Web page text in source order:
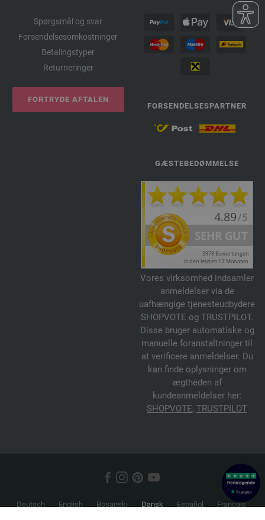
Spørgsmål og svar
Forsendelsesomkostninger
Betalingstyper
Returneringer
FORTRYDE AFTALEN
FORSENDELSESPARTNER
GÆSTEBEDØMMELSE
Vores virksomhed indsamler
anmeldelser via de
uafhængige tjenesteudbydere
SHOPVOTE og TRUSTPILOT.
Disse bruger automatiske og
manuelle foranstaltninger til
at verificere anmeldelser. Du
kan finde oplysninger om
ægtheden af
kundeanmeldelser her:
SHOPVOTE, TRUSTPILOT
Deutsch English Bosanski Dansk Español
Français